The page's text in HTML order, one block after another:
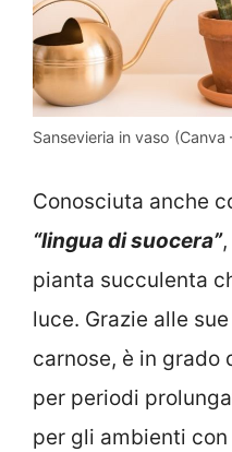
Sansevieria in vaso (Canva
Conosciuta anche
“lingua di suocera”
pianta succulenta
luce. Grazie alle
carnose, è in grado
per periodi
per gli ambienti